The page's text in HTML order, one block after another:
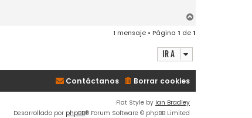
a
1 mensaje • Página 1 de1
Ir a
Borrar cookies
Contáctanos
Flat Style by Ian Bradley
Desarrollado por phpBB® Forum Software © phpBB Limited